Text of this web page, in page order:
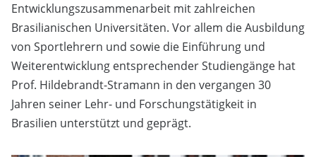
Entwicklungszusammenarbeit mit zahlreichen
Brasilianischen Universitäten. Vor allem die Ausbildung
von Sportlehrern und sowie die Einführung und
Weiterentwicklung entsprechender Studiengänge hat
Prof. Hildebrandt-Stramann in den vergangen 30
Jahren seiner Lehr- und Forschungstätigkeit in
Brasilien unterstützt und geprägt.